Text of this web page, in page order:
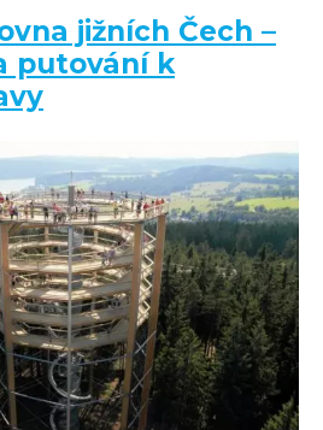
jižních Čech –
putování k